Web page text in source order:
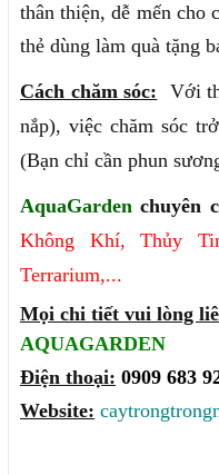
thân thiện, dễ mến cho
thẻ dùng làm quà tặng
Cách chăm sóc:
Với
nắp), việc chăm sóc
(Bạn chỉ cần phun
AquaGarden chuyên
Không Khí,Thủy
Terrarium,...
Mọi chi tiết vui lòng
AQUAGARDEN
Điện thoại: 0909 683
Website: